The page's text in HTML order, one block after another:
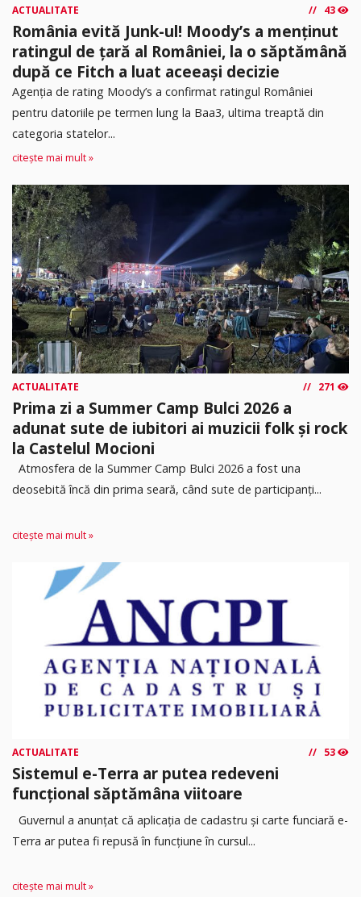
ACTUALITATE 43
România evită Junk-ul! Moody’s a menținut
ratingul de țară al României, la o săptămână
după ce Fitch a luat aceeași decizie
Agenția de rating Moody’s a confirmat ratingul României
pentru datoriile pe termen lung la Baa3, ultima treaptă din
categoria statelor...
citește mai mult »
ACTUALITATE 271
Prima zi a Summer Camp Bulci 2026 a
adunat sute de iubitori ai muzicii folk și rock
la Castelul Mocioni
Atmosfera de la Summer Camp Bulci 2026 a fost una
deosebită încă din prima seară, când sute de participanți...
citește mai mult »
ACTUALITATE 53
Sistemul e-Terra ar putea redeveni
funcțional săptămâna viitoare
Guvernul a anunțat că aplicația de cadastru și carte funciară e-
Terra ar putea fi repusă în funcțiune în cursul...
citește mai mult »